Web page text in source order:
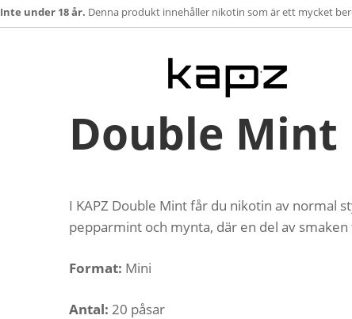
Inte under 18 år. Denna produkt innehåller nikotin som är ett mycket
Double Mint
I KAPZ Double Mint får du nikotin av normal
pepparmint och mynta, där en del av smaken
Format: Mini
Antal: 20 påsar